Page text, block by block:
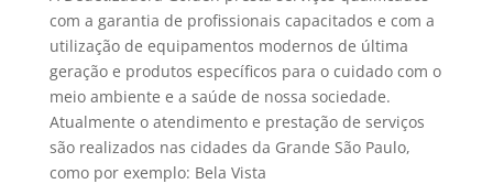
com a garantia de profissionais capacitados e com a
utilização de equipamentos modernos de última
geração e produtos específicos para o cuidado com o
meio ambiente e a saúde de nossa sociedade.
Atualmente o atendimento e prestação de serviços
são realizados nas cidades da Grande São Paulo,
como por exemplo: Bela Vista